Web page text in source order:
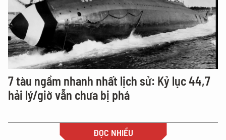
7 tàu ngầm nhanh nhất lịch sử: Kỷ lục 44,7
hải lý/giờ vẫn chưa bị phá
ĐỌC NHIỀU